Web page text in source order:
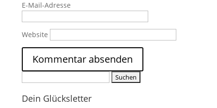
E-Mail-Adresse
Website
Dein Glücksletter